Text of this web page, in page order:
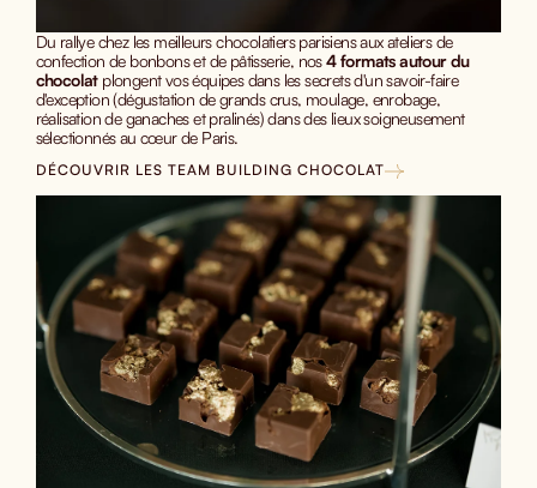
Du rallye chez les meilleurs chocolatiers parisiens aux ateliers de
confection de bonbons et de pâtisserie, nos4 formats autour du
chocolat plongent vos équipes dans les secrets d'un savoir-faire
d'exception (dégustation de grands crus, moulage, enrobage,
réalisation de ganaches et pralinés) dans des lieux soigneusement
sélectionnés au cœur de Paris.
DÉCOUVRIR LES TEAM BUILDING CHOCOLAT